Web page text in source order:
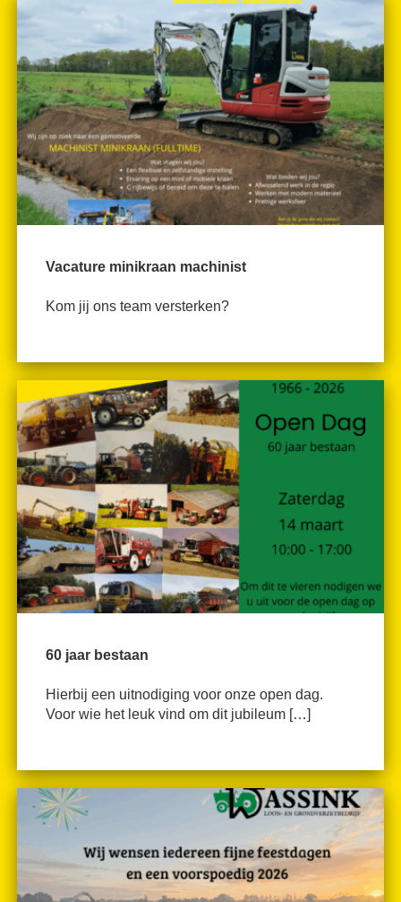
Vacature minikraan machinist
Kom jij ons team versterken?
60 jaar bestaan
Hierbij een uitnodiging voor onze open dag.
Voor wie het leuk vind om dit jubileum […]